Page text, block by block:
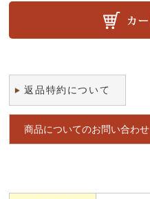
返品特約について
商品についてのお問い合わせ